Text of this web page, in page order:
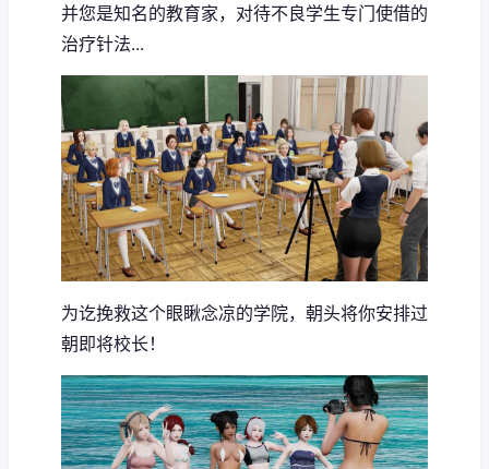
并您是知名的教育家，对待不良学生专门使借的
治疗针法...
为讫挽救这个眼瞅念凉的学院，朝头将你安排过
朝即将校长！